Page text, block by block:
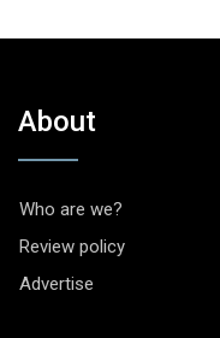
About
Who are we?
Review policy
Advertise